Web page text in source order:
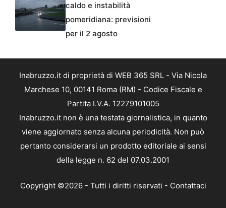
caldo e instabilità
pomeridiana: previsioni
per il 2 agosto
Inabruzzo.it di proprietà di WEB 365 SRL - Via Nicola
Marchese 10, 00141 Roma (RM) - Codice Fiscale e
Partita I.V.A. 12279101005
Inabruzzo.it non è una testata giornalistica, in quanto
viene aggiornato senza alcuna periodicità. Non può
pertanto considerarsi un prodotto editoriale ai sensi
della legge n. 62 del 07.03.2001
Copyright ©2026 - Tutti i diritti riservati - Contattaci